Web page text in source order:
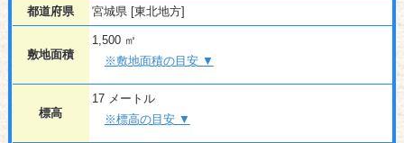
都道府県 宮城県 [東北地方]
敷地面積
1,500 ㎡
※敷地面積の目安 ▼
標高
17 メートル
※標高の目安 ▼